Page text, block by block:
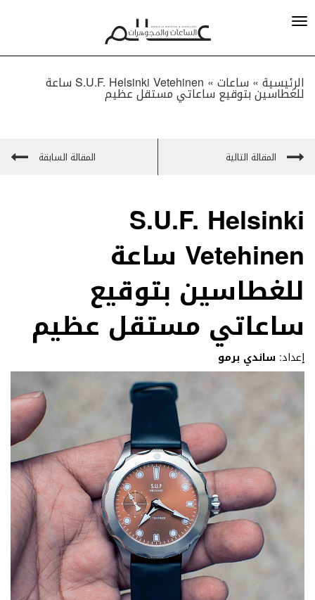
الرئيسية » ساعات» S.U.F. Helsinki Vetehinen ساعة
للغطاسين بتوقيع ساعاتي مستقل عظيم
المقالة التالية المقالة السابقة
S.U.F. Helsinki
Vetehinen ساعة
للغطاسين بتوقيع
ساعاتي مستقل عظيم
إعداد: ساندي برمو